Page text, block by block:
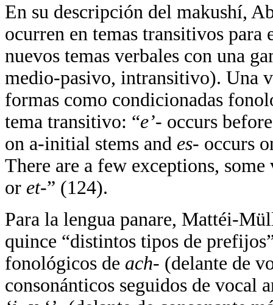
En su descripción del makushí,
ocurren en temas transitivos
nuevos temas verbales con una
medio-pasivo, intransitivo). Una
formas como condicionadas
tema transitivo: “e’- occurs
on a-initial stems and es- occurs
There are a few exceptions,
or et-” (124).
Para la lengua panare, Mattéi-
quince “distintos tipos de
fonológicos de ach- (delante de
consonánticos seguidos de vocal